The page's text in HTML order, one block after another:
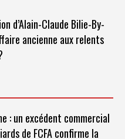
d’Alain-Claude Bilie-By-
ancienne aux relents
: un excédent commercial
de FCFA confirme la